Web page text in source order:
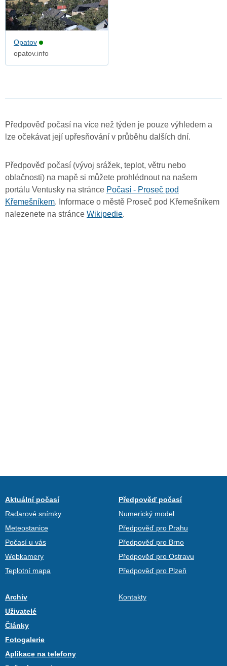
Opatov
opatov.info
Předpověď počasí na více než týden je pouze výhledem a
lze očekávat její upřesňování v průběhu dalších dní.
Předpověď počasí (vývoj srážek, teplot, větru nebo
oblačnosti) na mapě si můžete prohlédnout na našem
portálu Ventusky na stránce Počasí - Proseč pod
Křemešníkem. Informace o městě Proseč pod Křemešníkem
nalezenete na stránce Wikipedie.
Aktuální počasí
Radarové snímky
Meteostanice
Počasí u vás
Webkamery
Teplotní mapa
Předpověď počasí
Numerický model
Předpověď pro Prahu
Předpověď pro Brno
Předpověď pro Ostravu
Předpověď pro Plzeň
Archiv
Uživatelé
Články
Fotogalerie
Aplikace na telefony
Kontakty